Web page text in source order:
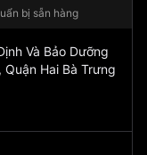
bị sẵn hàng
Và Bảo Dưỡng
Hai Bà Trưng